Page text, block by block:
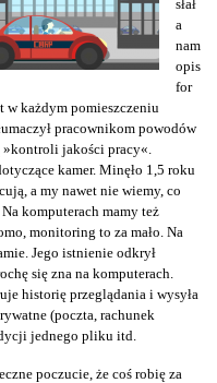
słał
a
nam
opis
for
w każdym pomieszczeniu
pracownikom powodów
»kontroli jakości pracy«.
kamer. Minęło 1,5 roku
a my nawet nie wiemy, co
komputerach mamy też
monitoring to za mało. Na
Jego istnienie odkrył
się zna na komputerach.
historię przeglądania i wysyła
(poczta, rachunek
jednego pliku itd.
poczucie, że coś robię za